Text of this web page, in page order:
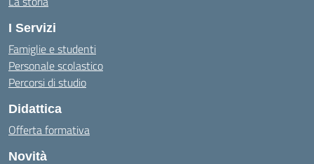
I Servizi
Famiglie e studenti
Personale scolastico
Percorsi di studio
Didattica
Offerta formativa
Novità